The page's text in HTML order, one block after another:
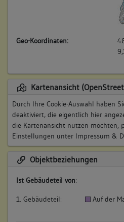
Geo-Koordinaten:
Kartenansicht
Durch Ihre Cookie-Auswahl haben
deaktiviert, die eigentlich hier
die Kartenansicht nutzen möchten,
Einstellungen unter Impressum &
Objektbeziehungen
Ist Gebäudeteil von:
1. Gebäudeteil: Auf der